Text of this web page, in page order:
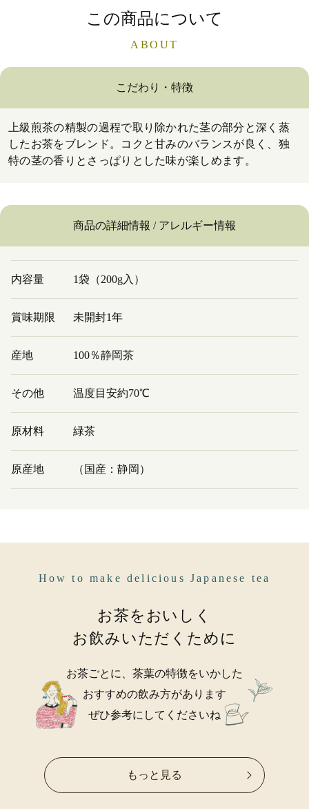
この商品について
ABOUT
こだわり・特徴
上級煎茶の精製の過程で取り除かれた茎の部分と深く蒸
したお茶をブレンド。コクと甘みのバランスが良く、独
特の茎の香りとさっぱりとした味が楽しめます。
商品の詳細情報 / アレルギー情報
内容量 1袋（200g入）
賞味期限 未開封1年
産地 100％静岡茶
その他 温度目安約70℃
原材料 緑茶
原産地 （国産：静岡）
How to make delicious Japanese tea
お茶をおいしく
お飲みいただくために
お茶ごとに、茶葉の特徴をいかした
おすすめの飲み方があります
ぜひ参考にしてくださいね
もっと見る